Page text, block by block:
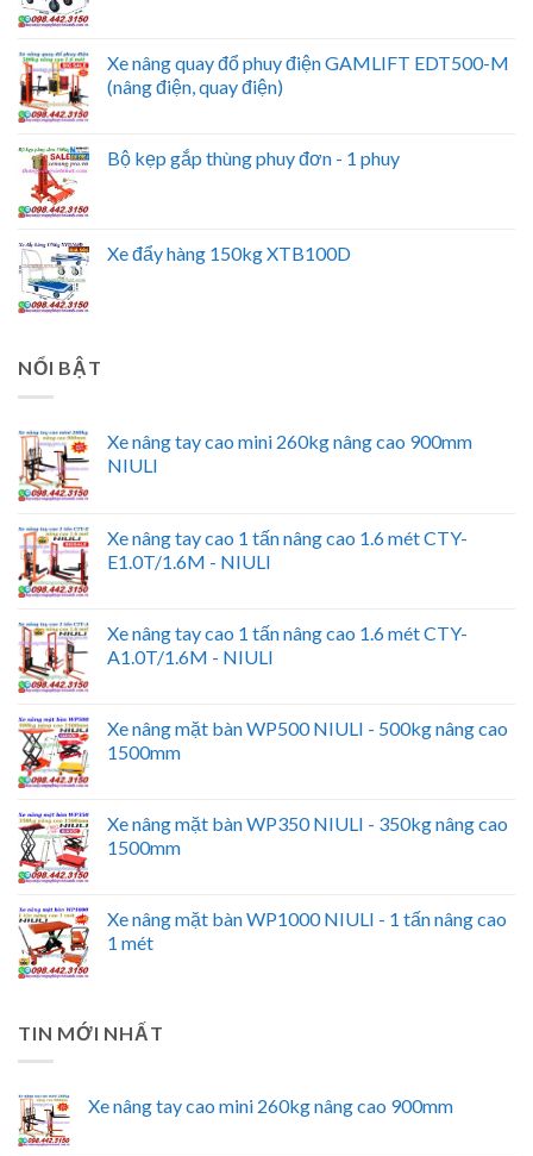
Xe nâng quay đổ phuy điện GAMLIFT EDT500-M
(nâng điện, quay điện)
Bộ kẹp gắp thùng phuy đơn - 1 phuy
Xe đẩy hàng 150kg XTB100D
NỔI BẬT
Xe nâng tay cao mini 260kg nâng cao 900mm
NIULI
Xe nâng tay cao 1 tấn nâng cao 1.6 mét CTY-
E1.0T/1.6M - NIULI
Xe nâng tay cao 1 tấn nâng cao 1.6 mét CTY-
A1.0T/1.6M - NIULI
Xe nâng mặt bàn WP500 NIULI - 500kg nâng cao
1500mm
Xe nâng mặt bàn WP350 NIULI - 350kg nâng cao
1500mm
Xe nâng mặt bàn WP1000 NIULI - 1 tấn nâng cao
1 mét
TIN MỚI NHẤT
Xe nâng tay cao mini 260kg nâng cao 900mm